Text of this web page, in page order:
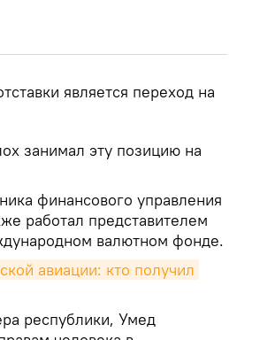
является переход на
занимал эту позицию на
финансового управления
работал представителем
валютном фонде.
авиации: кто получил
республики, Умед